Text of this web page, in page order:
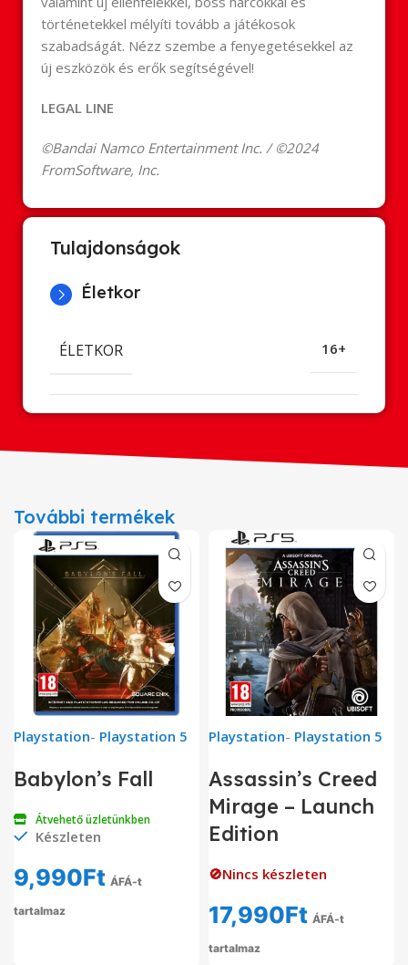
történetekkel mélyíti tovább a játékosok
szabadságát. Nézz szembe a fenyegetésekkel az
új eszközök és erők segítségével!
LEGAL LINE
©Bandai Namco Entertainment Inc. / ©2024
FromSoftware, Inc.
Tulajdonságok
Életkor
ÉLETKOR 16+
További termékek
Playstation- Playstation 5
Babylon’s Fall
Átvehető üzletünkben
Készleten
9,990Ft ÁFÁ-t
tartalmaz
Playstation- Playstation 5
Assassin’s Creed
Mirage – Launch
Edition
🚫Nincs készleten
17,990Ft ÁFÁ-t
tartalmaz